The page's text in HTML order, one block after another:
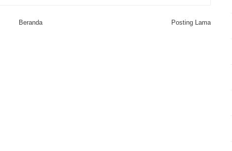
Posting Lama
Beranda